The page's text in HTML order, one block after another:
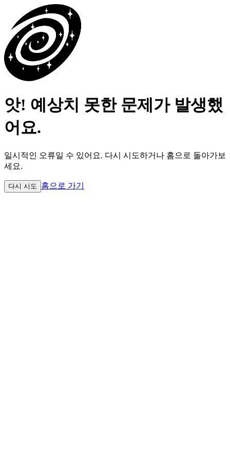
앗! 예상치 못한 문제가 발생했
어요.
일시적인 오류일 수 있어요. 다시 시도하거나 홈으로 돌아가보
세요.
다시 시도 홈으로 가기